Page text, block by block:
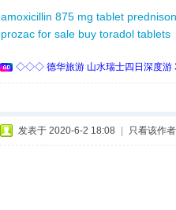
amoxicillin 875 mg tablet
prozac for sale buy toradol tablets
◇◇◇ 德华旅游 山水瑞士四日深度
发表于 2020-6-2 18:08 只看该作者